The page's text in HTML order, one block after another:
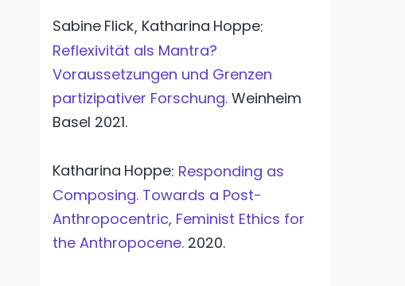
Sabine Flick, Katharina Hoppe:
Reflexivität als Mantra?
Voraussetzungen und Grenzen
partizipativer Forschung. Weinheim
Basel 2021.
Katharina Hoppe: Responding as
Composing. Towards a Post-
Anthropocentric, Feminist Ethics for
the Anthropocene. 2020.